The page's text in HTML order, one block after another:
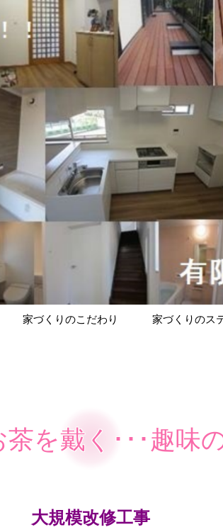
家づくりのこだわり 家づくりのス
を戴く･･･趣味
大規模改修工事